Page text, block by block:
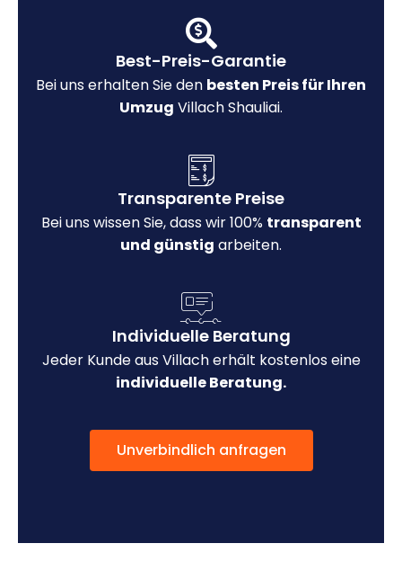
Best-Preis-Garantie
Bei uns erhalten Sie den besten Preis für Ihren
Umzug Villach Shauliai.
Transparente Preise
Bei uns wissen Sie, dass wir 100% transparent
und günstig arbeiten.
Individuelle Beratung
Jeder Kunde aus Villach erhält kostenlos eine
individuelle Beratung.
Unverbindlich anfragen